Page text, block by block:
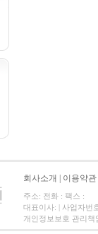
회사소개 이용약관
주소: 전화 : 팩스 :
대표이사: | 사업자번
개인정보보호 관리